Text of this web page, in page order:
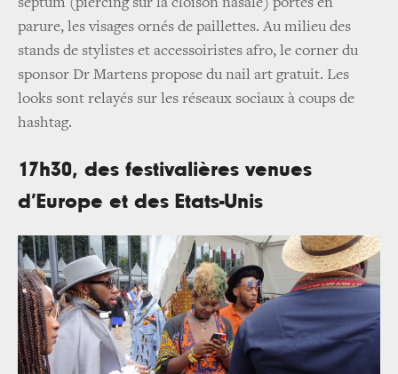
septum (piercing sur la cloison nasale) portés en
parure, les visages ornés de paillettes. Au milieu des
stands de stylistes et accessoiristes afro, le corner du
sponsor Dr Martens propose du nail art gratuit. Les
looks sont relayés sur les réseaux sociaux à coups de
hashtag.
17h30, des festivalières venues
d’Europe et des Etats-Unis